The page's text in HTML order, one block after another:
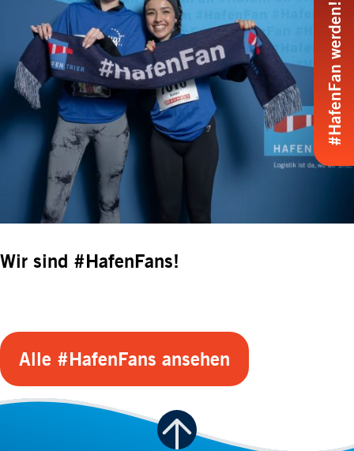
#HafenFan werden!
Wir sind #HafenFans!
Alle #HafenFans ansehen